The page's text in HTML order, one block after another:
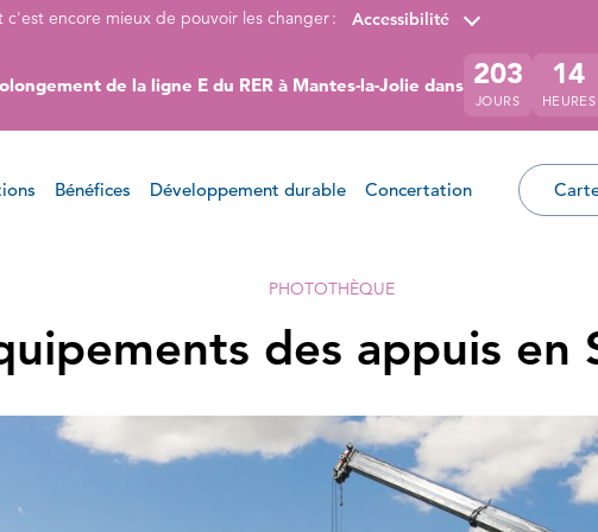
encore mieux de pouvoir les changer : Accessibilité
de la ligne E du RER à Mantes-la-Jolie dans 203
JOURS
14
HEURES
Bénéfices Développement durable Concertation
PHOTOTHÈQUE
des appuis en